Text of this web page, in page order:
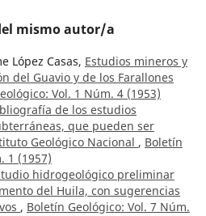
mismo autor/a
López Casas, Estudios mineros y
del Guavio y de los Farallones
Vol. 1 Núm. 4 (1953)
de los estudios
que pueden ser
Geológico Nacional , Boletín
1 (1957)
hidrogeológico preliminar
del Huila, con sugerencias
, Boletín Geológico: Vol. 7 Núm.